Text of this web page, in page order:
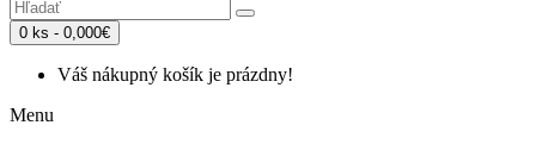
0 ks - 0,000€
Váš nákupný košík je prázdny!
Menu